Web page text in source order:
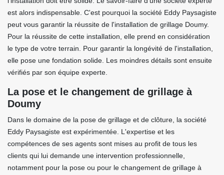
est alors indispensable. C'est pourquoi la société Eddy Paysagiste
peut vous garantir la réussite de l'installation de grillage Doumy.
Pour la réussite de cette installation, elle prend en considération
le type de votre terrain. Pour garantir la longévité de l'installation,
elle pose une fondation solide. Les moindres détails sont ensuite
vérifiés par son équipe experte.
La pose et le changement de grillage à
Doumy
Dans le domaine de la pose de grillage et de clôture, la société
Eddy Paysagiste est expérimentée. L'expertise et les
compétences de ses agents sont mises au profit de tous les
clients qui lui demande une intervention professionnelle,
notamment pour la pose ou pour le changement de grillage à